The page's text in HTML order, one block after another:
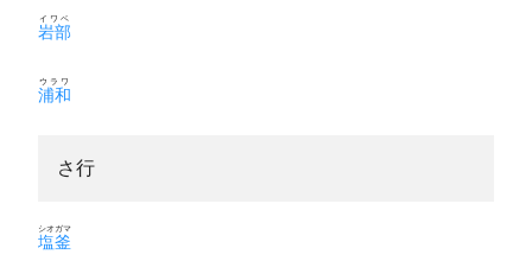
岩部
イワベ
浦和
ウラワ
さ行
塩釜
シオガマ